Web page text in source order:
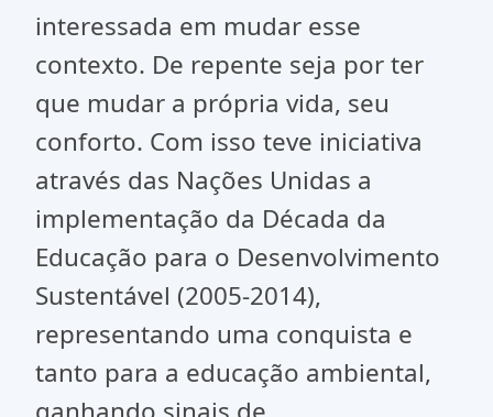
interessada em mudar esse
contexto. De repente seja por ter
que mudar a própria vida, seu
conforto. Com isso teve iniciativa
através das Nações Unidas a
implementação da Década da
Educação para o Desenvolvimento
Sustentável (2005-2014),
representando uma conquista e
tanto para a educação ambiental,